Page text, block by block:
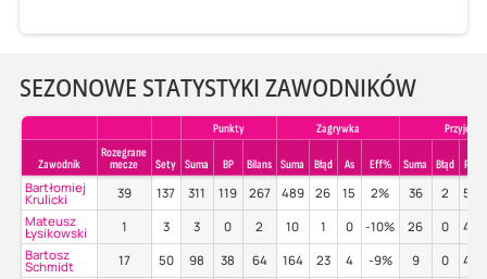
SEZONOWE STATYSTYKI ZAWODNIKÓW
Punkty Zagrywka Przyjecie
Zawodnik
Rozegrane
mecze
Sety Suma BP Bilans Suma Błąd As Eff% Suma Błąd
Bartłomiej
Krulicki 39 137 311 119 267 489 26 15 2% 36 2
Mateusz
Łysikowski 1 3 3 0 2 10 1 0 -10% 26 0
Bartosz
Schmidt 17 50 98 38 64 164 23 4 -9% 9 0